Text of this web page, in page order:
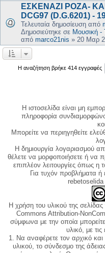
ΕΣΚΕΝΑΖΙ ΡΟΖΑ-
DCG97 (D.G.6201) -
Τελευταία δημοσίευση από
Δημοσιεύτηκε σε Μουσική -
από marco21nis » 20 Μαρ
Η αναζήτηση βρήκε 414 εγγραφές
Η ιστοσελίδα είναι μη
πληροφορία
Μπορείτε να περιηγηθείτε
Η δημιουργία λογαριασμού
θέλετε να μορφοποιήσετε ή να
επιπλέον λειτουργίες όπως η
Για τυχόν προβλήματα ή
Η χρήση του υλικού της
Commons Attribution-
σύμφωνα με την οποία
υλικό, με
1. Να αναφέρετε τον αρχικό και
υλικού, το σύνδεσμο της